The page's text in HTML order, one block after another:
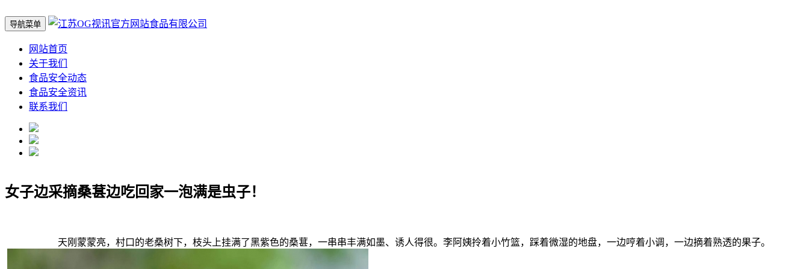
导航菜单
网站首页
关于我们
食品安全动态
食品安全资讯
联系我们
女子边采摘桑葚边吃回家一泡满是虫子！
天刚蒙蒙亮，村口的老桑树下，枝头上挂满了黑紫色的桑葚，一串串丰满如墨、诱人得很。李阿姨拎着小竹篮，踩着微湿的地盘，一边哼着小调，一边摘着熟透的果子。